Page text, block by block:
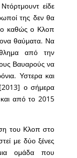
είδε
της δεν θα
καθώς ο Κλοπ
θαύματα. Να
από την
Βαυαρούς να
Υστερα και
ο σήμερα
και από το 2015
του Κλοπ στο
με δύο ξένες
ομάδα που